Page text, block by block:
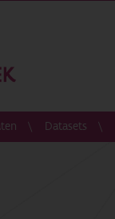
Datasets